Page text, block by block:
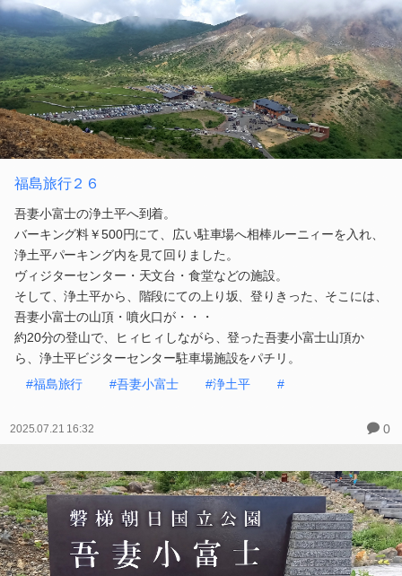
福島旅行２６
吾妻小富士の浄土平へ到着。
バーキング料￥500円にて、広い駐車場へ相棒ルーニィーを入れ、
浄土平パーキング内を見て回りました。
ヴィジターセンター・天文台・食堂などの施設。
そして、浄土平から、階段にての上り坂、登りきった、そこには、
吾妻小富士の山頂・噴火口が・・・
約20分の登山で、ヒィヒィしながら、登った吾妻小富士山頂か
ら、浄土平ビジターセンター駐車場施設をパチリ。
#福島旅行
#吾妻小富士 #浄土平 #
2025.07.21 16:32 0